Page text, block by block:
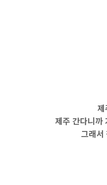
제주 간다니까
그래서